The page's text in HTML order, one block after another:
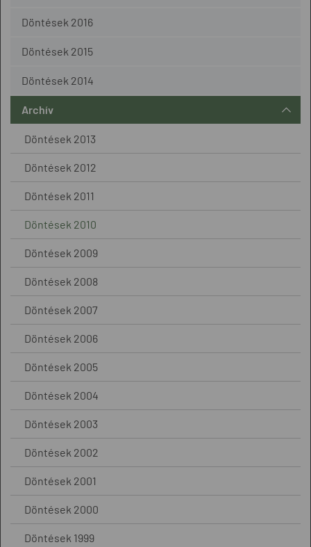
Döntések 2016
Döntések 2015
Döntések 2014
Archív
Döntések 2013
Döntések 2012
Döntések 2011
Döntések 2010
Döntések 2009
Döntések 2008
Döntések 2007
Döntések 2006
Döntések 2005
Döntések 2004
Döntések 2003
Döntések 2002
Döntések 2001
Döntések 2000
Döntések 1999